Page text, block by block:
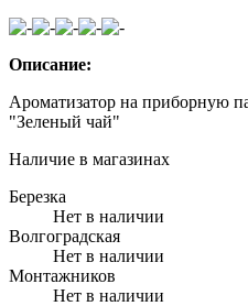
Описание:
Ароматизатор на приборную
"Зеленый чай"
Наличие в магазинах
Березка
Нет в наличии
Волгоградская
Нет в наличии
Монтажников
Нет в наличии